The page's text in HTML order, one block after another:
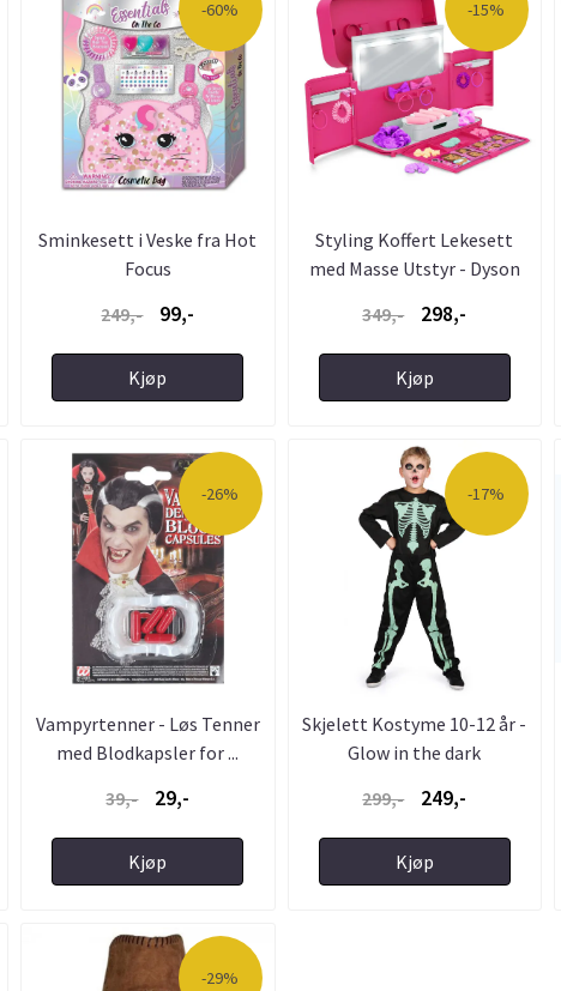
-60%
Sminkesett i Veske fra Hot
Focus
249,-
99,-
Kjøp
-15%
Styling Koffert Lekesett
med Masse Utstyr - Dyson
349,-
298,-
Kjøp
-26%
Vampyrtenner - Løs Tenner
med Blodkapsler for ...
39,-
29,-
Kjøp
-17%
Skjelett Kostyme 10-12 år -
Glow in the dark
299,-
249,-
Kjøp
-29%